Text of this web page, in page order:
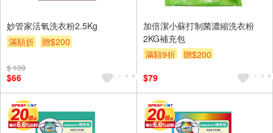
妙管家活氧洗衣粉2.5Kg
滿額折
贈$200
$ 109
$66
加倍潔小蘇打制菌濃縮洗衣粉
2KG補充包
滿額9折
贈$200
$79